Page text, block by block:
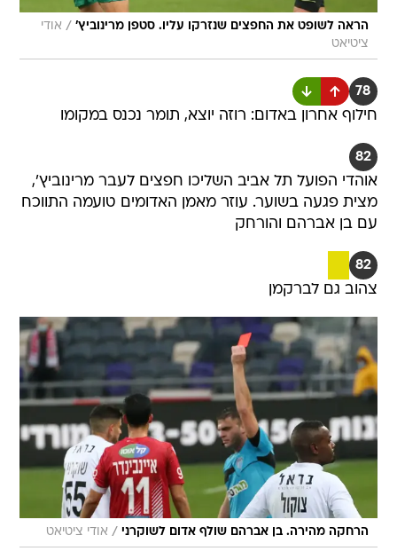
הראה לשופט את החפצים שנזרקו עליו. סטפן מרינוביץ' / אודי
ציטיאט
78
חילוף אחרון באדום: רוזה יוצא, תומר נכנס במקומו
82
אוהדי הפועל תל אביב השליכו חפצים לעבר מרינוביץ',
מצית פגעה בשוער. עוזר מאמן האדומים טועמה התווכח
עם בן אברהם והורחק
82
צהוב גם לברקמן
הרחקה מהירה. בן אברהם שולף אדום לשוקרני / אודי ציטיאט